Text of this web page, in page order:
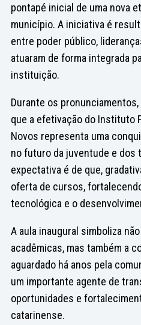
pontapé inicial de uma nova
município. A iniciativa é
entre poder público,
atuaram de forma integrada
instituição.
Durante os
que a efetivação do Instituto
Novos representa uma
no futuro da juventude e dos
expectativa é de que,
oferta de cursos,
tecnológica e o
A aula inaugural simboliza
acadêmicas, mas também a
aguardado há anos pela
um importante agente de
oportunidades e
catarinense.